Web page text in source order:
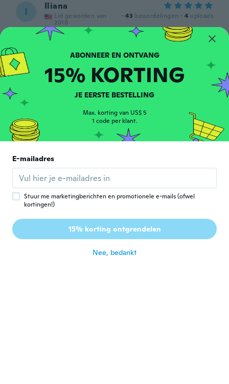
I Iliana
Lid geworden van
2018
· 43 beoordelingen · 4 uploads
Muy bonito tal como se ve en la foto
demoro un Poco pero llego muy bien
empacado Gracias 😊
R
ongeveer 7 jaar geleden
L Laki
Lid geworden van 2016 · 6 beoordelingen
Bra
Brenda
Lid geworden van 2016 · 27 beoordelingen
ABONNEER EN ONTVANG
15% KORTING
JE EERSTE BESTELLING
Max. korting van US$ 5
1 code per klant.
E-mailadres
Stuur me marketingberichten en promotionele e-mails (ofwel
kortingen!)
15% korting ontgrendelen
Nee, bedankt